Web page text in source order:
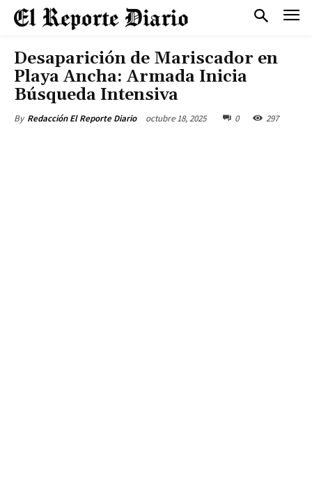
Desaparición de Mariscador en
Playa Ancha: Armada Inicia
Búsqueda Intensiva
By Redacción El Reporte Diario octubre 18, 2025 0 297